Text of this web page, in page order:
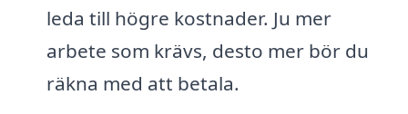
leda till högre kostnader. Ju mer
arbete som krävs, desto mer bör du
räkna med att betala.